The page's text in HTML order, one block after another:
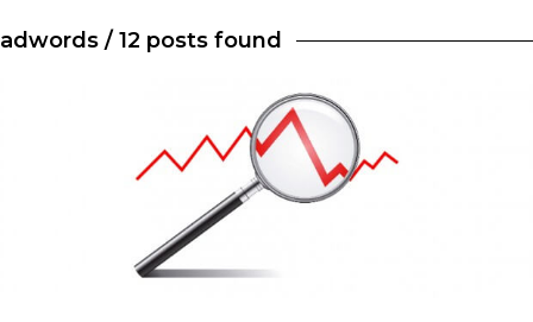
adwords / 12 posts found